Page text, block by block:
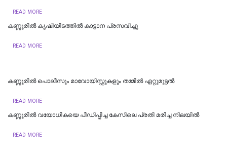
READ MORE
കണ്ണൂരില്‍ കൃഷിയിടത്തിൽ കാട്ടാന പ്രസവിച്ചു
READ MORE
കണ്ണൂരിൽ പൊലീസും മാവോയിസ്റ്റുകളും തമ്മിൽ ഏറ്റുമുട്ടൽ
READ MORE
കണ്ണൂരിൽ വയോധികയെ പീഡിപ്പിച്ച കേസിലെ പ്രതി മരിച്ച നിലയിൽ
READ MORE